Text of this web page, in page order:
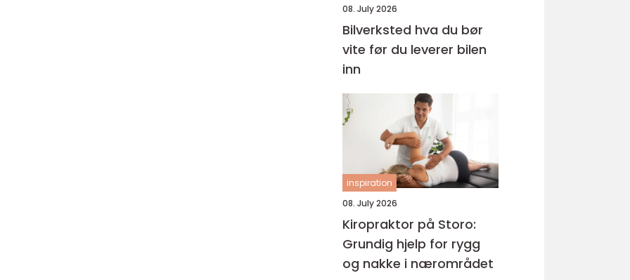
08. July 2026
Bilverksted hva du bør
vite før du leverer bilen
inn
inspiration
08. July 2026
Kiropraktor på Storo:
Grundig hjelp for rygg
og nakke i nærområdet